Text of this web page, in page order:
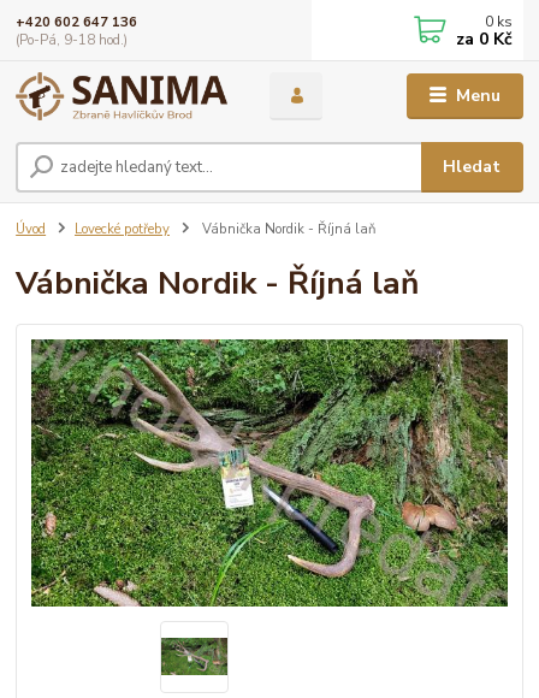
Menu
Hledat
+420 602 647 136
(Po-Pá, 9-18 hod.)
0 ks
za 0 Kč
Úvod Lovecké potřeby Vábnička Nordik - Říjná laň
Vábnička Nordik - Říjná laň